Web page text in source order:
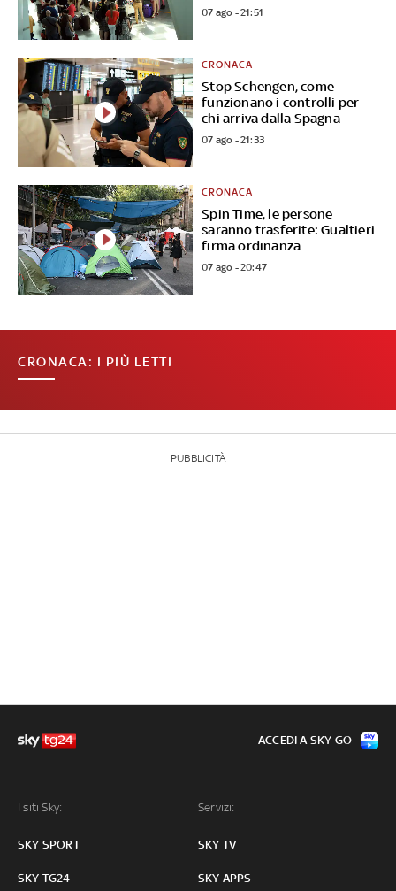
07 ago - 21:51
Stop Schengen, come
funzionano i controlli per
chi arriva dalla Spagna
CRONACA
07 ago - 21:33
Spin Time, le persone
saranno trasferite: Gualtieri
firma ordinanza
CRONACA
07 ago - 20:47
CRONACA: I PIÙ LETTI
PUBBLICITÀ
I siti Sky:
SKY SPORT
SKY TG24
Servizi:
SKY TV
SKY APPS
ACCEDI A SKY GO